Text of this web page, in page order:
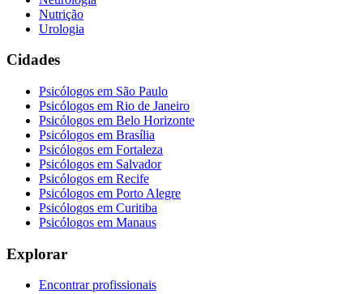
Nutrição
Urologia
Cidades
Psicólogos em São Paulo
Psicólogos em Rio de Janeiro
Psicólogos em Belo Horizonte
Psicólogos em Brasília
Psicólogos em Fortaleza
Psicólogos em Salvador
Psicólogos em Recife
Psicólogos em Porto Alegre
Psicólogos em Curitiba
Psicólogos em Manaus
Explorar
Encontrar profissionais